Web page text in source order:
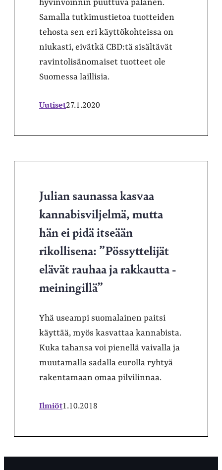
hyvinvoinnin puuttuva palanen.
Samalla tutkimustietoa tuotteiden
tehosta sen eri käyttökohteissa on
niukasti, eivätkä CBD:tä sisältävät
ravintolisänomaiset tuotteet ole
Suomessa laillisia.
Uutiset27.1.2020
Julian saunassa kasvaa
kannabisviljelmä, mutta
hän ei pidä itseään
rikollisena: ”Pössyttelijät
elävät rauhaa ja rakkautta -
meiningillä”
Yhä useampi suomalainen paitsi
käyttää, myös kasvattaa kannabista.
Kuka tahansa voi pienellä vaivalla ja
muutamalla sadalla eurolla ryhtyä
rakentamaan omaa pilvilinnaa.
Ilmiöt1.10.2018